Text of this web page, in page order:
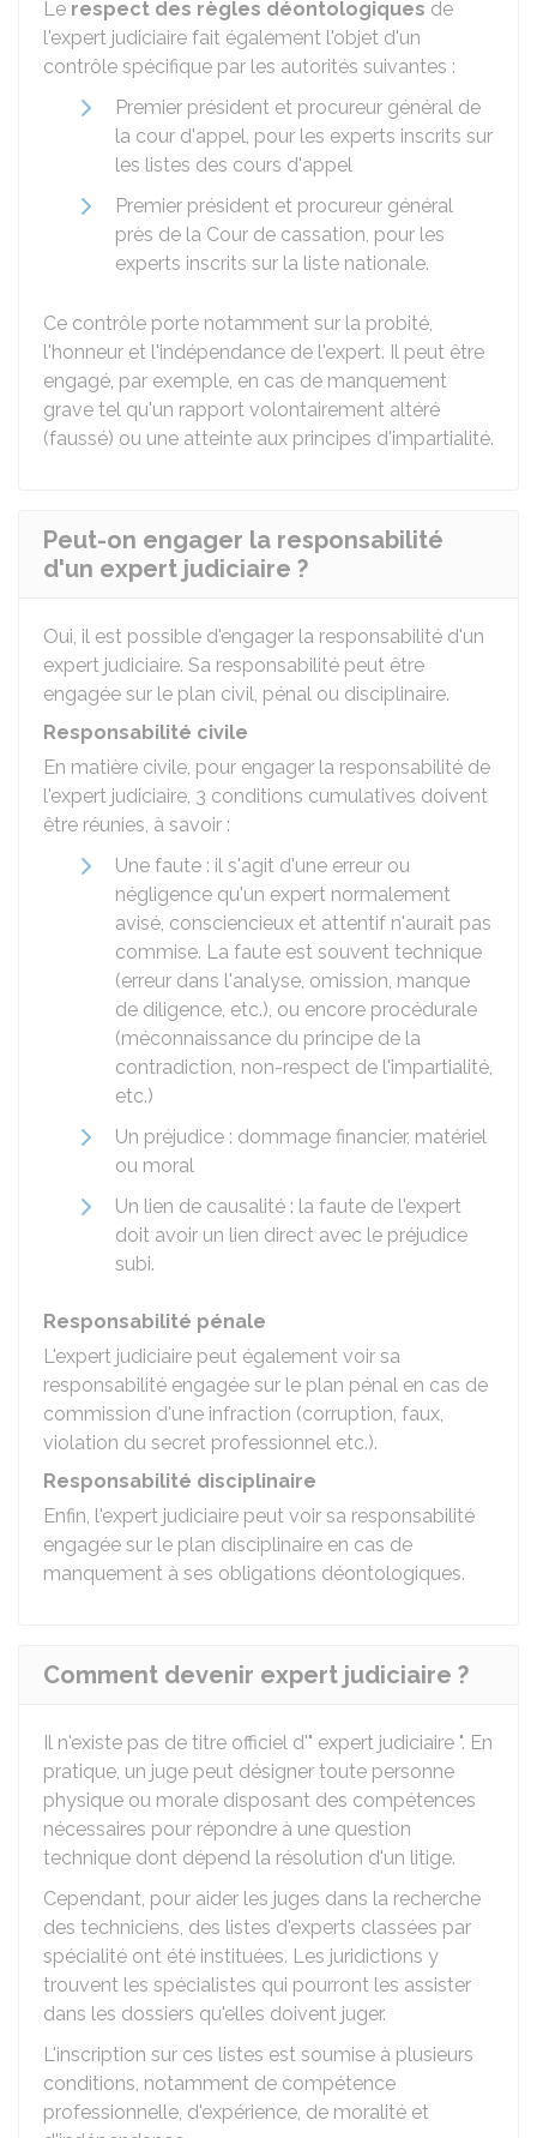
Le respect des règles déontologiques de
l'expert judiciaire fait également l'objet d'un
contrôle spécifique par les autorités suivantes :
Premier président et procureur général de
la cour d'appel, pour les experts inscrits sur
les listes des cours d'appel
Premier président et procureur général
près de la Cour de cassation, pour les
experts inscrits sur la liste nationale.
Ce contrôle porte notamment sur la probité,
l'honneur et l'indépendance de l'expert. Il peut être
engagé, par exemple, en cas de manquement
grave tel qu'un rapport volontairement altéré
(faussé) ou une atteinte aux principes d'impartialité.
Peut-on engager la responsabilité
d'un expert judiciaire ?
Oui, il est possible d'engager la responsabilité d'un
expert judiciaire. Sa responsabilité peut être
engagée sur le plan civil, pénal ou disciplinaire.
Responsabilité civile
En matière civile, pour engager la responsabilité de
l'expert judiciaire, 3 conditions cumulatives doivent
être réunies, à savoir :
Une faute : il s'agit d'une erreur ou
négligence qu'un expert normalement
avisé, consciencieux et attentif n'aurait pas
commise. La faute est souvent technique
(erreur dans l'analyse, omission, manque
de diligence, etc.), ou encore procédurale
(méconnaissance du principe de la
contradiction, non-respect de l'impartialité,
etc.)
Un préjudice : dommage financier, matériel
ou moral
Un lien de causalité : la faute de l'expert
doit avoir un lien direct avec le préjudice
subi.
Responsabilité pénale
L'expert judiciaire peut également voir sa
responsabilité engagée sur le plan pénal en cas de
commission d'une infraction (corruption, faux,
violation du secret professionnel etc.).
Responsabilité disciplinaire
Enfin, l'expert judiciaire peut voir sa responsabilité
engagée sur le plan disciplinaire en cas de
manquement à ses obligations déontologiques.
Comment devenir expert judiciaire ?
Il n'existe pas de titre officiel d'" expert judiciaire ". En
pratique, un juge peut désigner toute personne
physique ou morale disposant des compétences
nécessaires pour répondre à une question
technique dont dépend la résolution d'un litige.
Cependant, pour aider les juges dans la recherche
des techniciens, des listes d'experts classées par
spécialité ont été instituées. Les juridictions y
trouvent les spécialistes qui pourront les assister
dans les dossiers qu'elles doivent juger.
L'inscription sur ces listes est soumise à plusieurs
conditions, notamment de compétence
professionnelle, d'expérience, de moralité et